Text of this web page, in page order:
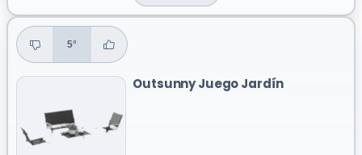
5°
Outsunny Juego Jardín